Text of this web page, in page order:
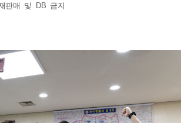
판매 및 DB 금지